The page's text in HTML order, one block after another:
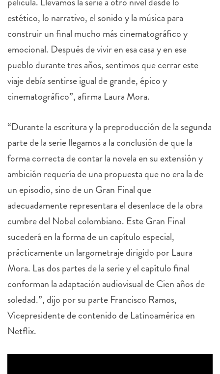
estético, lo narrativo, el sonido y la música para
construir un final mucho más cinematográfico y
emocional. Después de vivir en esa casa y en ese
pueblo durante tres años, sentimos que cerrar este
viaje debía sentirse igual de grande, épico y
cinematográfico”, afirma Laura Mora.
parte de la serie llegamos a la conclusión de que la
forma correcta de contar la novela en su extensión y
ambición requería de una propuesta que no era la de
un episodio, sino de un Gran Final que
adecuadamente representara el desenlace de la obra
cumbre del Nobel colombiano. Este Gran Final
sucederá en la forma de un capítulo especial,
prácticamente un largometraje dirigido por Laura
Mora. Las dos partes de la serie y el capítulo final
conforman la adaptación audiovisual de Cien años de
soledad.”, dijo por su parte Francisco Ramos,
Vicepresidente de contenido de Latinoamérica en
Netflix.